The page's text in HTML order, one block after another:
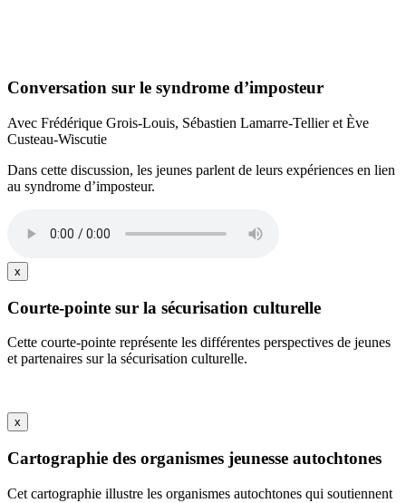
Conversation sur le syndrome d’imposteur
Avec Frédérique Grois-Louis, Sébastien Lamarre-Tellier et Ève
Custeau-Wiscutie
Dans cette discussion, les jeunes parlent de leurs expériences en lien
au syndrome d’imposteur.
x
Courte-pointe sur la sécurisation culturelle
Cette courte-pointe représente les différentes perspectives de jeunes
et partenaires sur la sécurisation culturelle.
x
Cartographie des organismes jeunesse autochtones
Cet cartographie illustre les organismes autochtones qui soutiennent